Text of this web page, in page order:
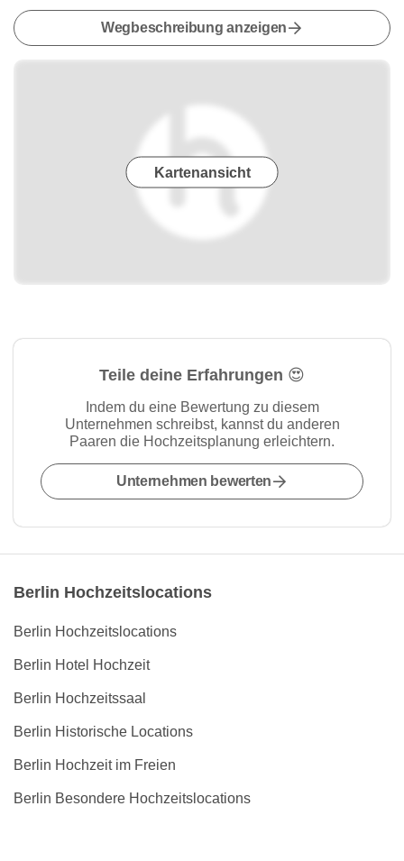
Wegbeschreibung anzeigen
Kartenansicht
Teile deine Erfahrungen 😍
Indem du eine Bewertung zu diesem
Unternehmen schreibst, kannst du anderen
Paaren die Hochzeitsplanung erleichtern.
Unternehmen bewerten
Berlin Hochzeitslocations
Berlin Hochzeitslocations
Berlin Hotel Hochzeit
Berlin Hochzeitssaal
Berlin Historische Locations
Berlin Hochzeit im Freien
Berlin Besondere Hochzeitslocations